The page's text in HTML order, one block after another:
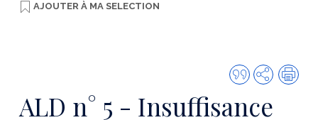
AJOUTER À MA SELECTION
Citer
cette
publication
Partager
ALD n° 5 - Insuffisance